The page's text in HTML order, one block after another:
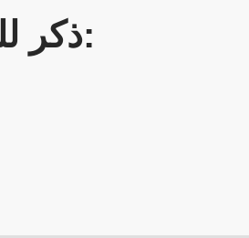
ذكر للشخصية: